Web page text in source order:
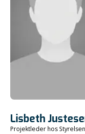
Lisbeth
Projektleder hos